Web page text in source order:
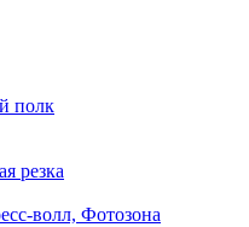
полк
резка
волл, Фотозона